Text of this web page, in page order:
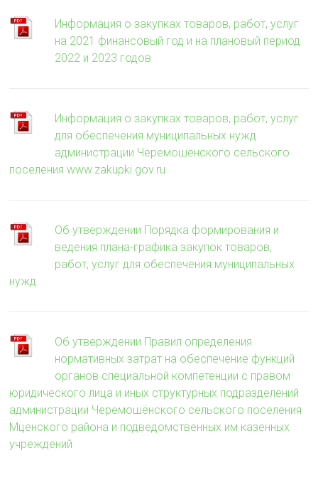
Информация о закупках товаров, работ, услуг
на 2021 финансовый год и на плановый период
2022 и 2023 годов
Информация о закупках товаров, работ, услуг
для обеспечения муниципальных нужд
администрации Черемошёнского сельского
поселения www.zakupki.gov.ru
Об утверждении Порядка формирования и
ведения плана-графика закупок товаров,
работ, услуг для обеспечения муниципальных
нужд
Об утверждении Правил определения
нормативных затрат на обеспечение функций
органов специальной компетенции с правом
юридического лица и иных структурных подразделений
администрации Черемошёнского сельского поселения
Мценского района и подведомственных им казенных
учреждений